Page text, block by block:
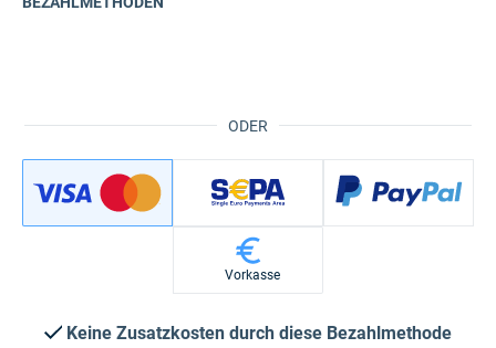
ODER
Vorkasse
Keine Zusatzkosten durch diese Bezahlmethode